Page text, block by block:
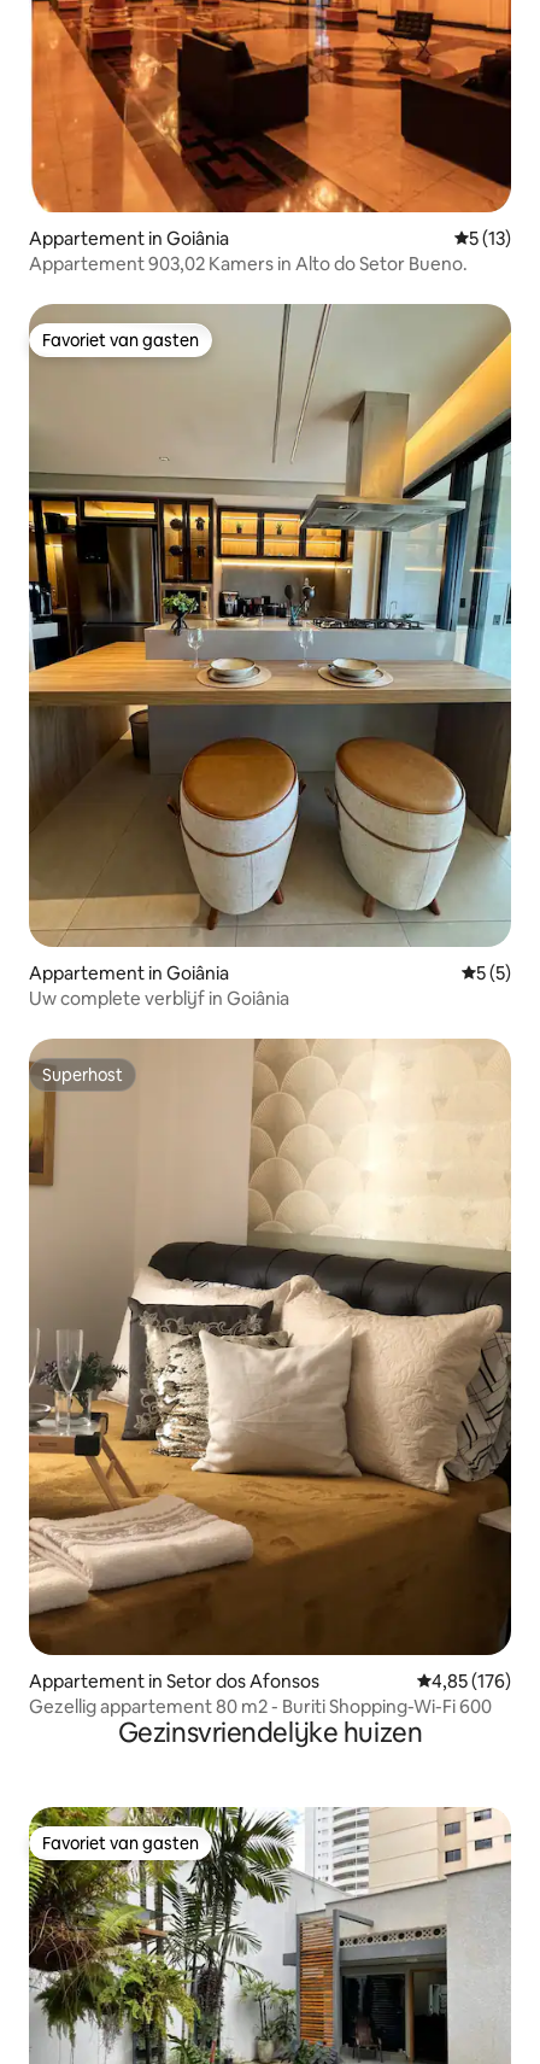
Appartement in Goiânia
5 (13)
Appartement 903,02 Kamers in Alto do Setor Bueno.
Favoriet van gasten
Favoriet van gasten
Appartement in Goiânia
5 (5)
Uw complete verblijf in Goiânia
Superhost
Superhost
Appartement in Setor dos Afonsos Gemiddelde
4,85 (176)
Gezellig appartement 80 m2 - Buriti Shopping-Wi-Fi 600
Gezinsvriendelijke huizen
Favoriet van gasten
Favoriet van gasten